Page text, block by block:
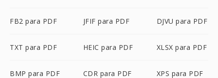
FB2 para PDF JFIF para PDF DJVU para PDF
TXT para PDF HEIC para PDF XLSX para PDF
BMP para PDF CDR para PDF XPS para PDF